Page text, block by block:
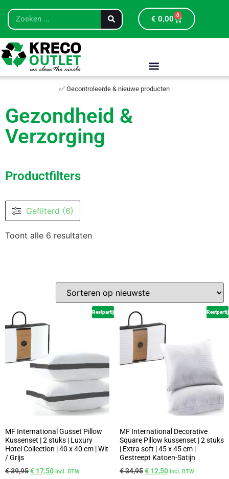
€ 0,00 0
✅ Gecontroleerde & nieuwe producten
Gezondheid &
Verzorging
Productfilters
Gefilterd (6)
Toont alle 6 resultaten
Restpartij
MF International Gusset Pillow
Kussenset | 2 stuks | Luxury
Hotel Collection | 40 x 40 cm | Wit
/ Grijs
€39,95€ 17,50 Incl. BTW
Restpartij
MF International Decorative
Square Pillow kussenset | 2 stuks
| Extra soft | 45 x 45 cm |
Gestreept Katoen-Satijn
€34,95€ 12,50 Incl. BTW